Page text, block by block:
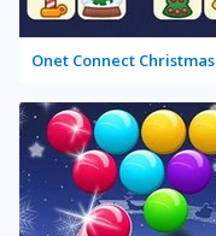
Onet Connect Christmas